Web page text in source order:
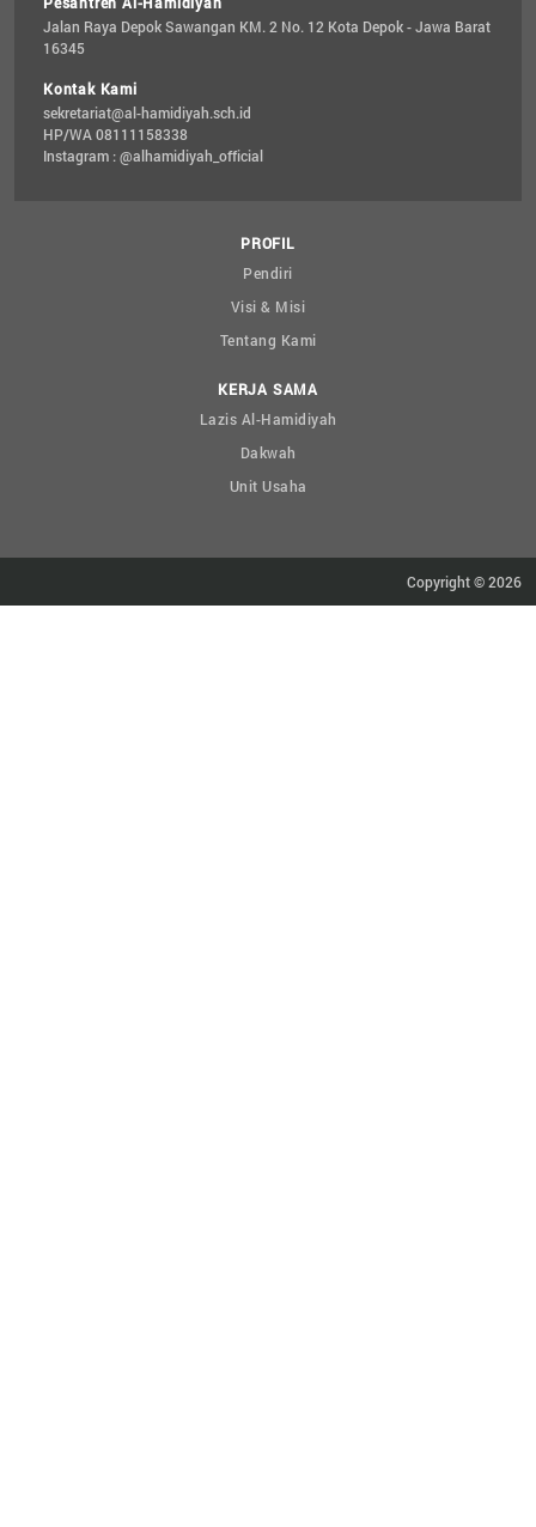
Jalan Raya Depok Sawangan KM. 2 No. 12 Kota Depok - Jawa Barat
16345
Kontak Kami
sekretariat@al-hamidiyah.sch.id
HP/WA 08111158338
Instagram : @alhamidiyah_official
PROFIL
Pendiri
Visi & Misi
Tentang Kami
KERJA SAMA
Lazis Al-Hamidiyah
Dakwah
Unit Usaha
Copyright © 2026